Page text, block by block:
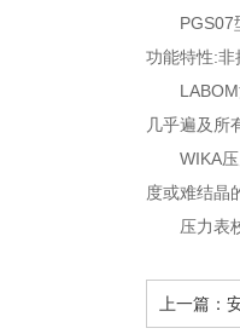
PGS07
功能特性:
几乎遍及所
WIKA
度或难结晶
压力表
上一篇：